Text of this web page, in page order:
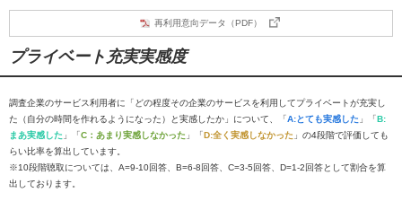
再利用意向データ（PDF）
プライベート充実実感度
調査企業のサービス利用者に「どの程度その企業のサービスを利用してプライベートが充実し
た（自分の時間を作れるようになった）と実感したか」について、「A:とても実感した 」「B:
まあ実感した 」「C：あまり実感しなかった 」「D:全く実感しなかった 」の4段階で評価しても
らい比率を算出しています。
※10段階聴取については、A=9-10回答、B=6-8回答、C=3-5回答、D=1-2回答として割合を算
出しております。